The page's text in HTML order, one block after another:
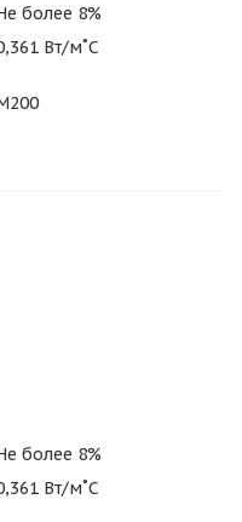
более 8%
Вт/м˚С
более 8%
Вт/м˚С